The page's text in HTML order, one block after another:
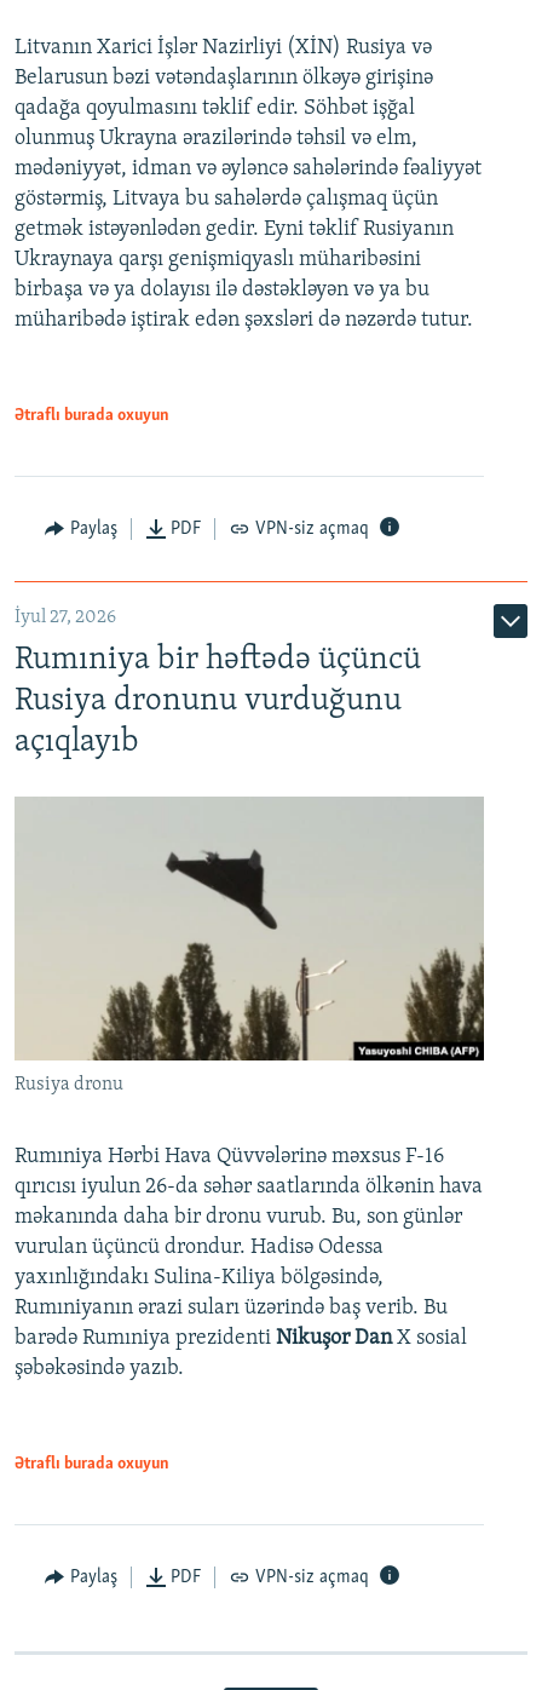
Litvanın Xarici İşlər Nazirliyi (XİN) Rusiya və
Belarusun bəzi vətəndaşlarının ölkəyə girişinə
qadağa qoyulmasını təklif edir. Söhbət işğal
olunmuş Ukrayna ərazilərində təhsil və elm,
mədəniyyət, idman və əyləncə sahələrində fəaliyyət
göstərmiş, Litvaya bu sahələrdə çalışmaq üçün
getmək istəyənlədən gedir. Eyni təklif Rusiyanın
Ukraynaya qarşı genişmiqyaslı müharibəsini
birbaşa və ya dolayısı ilə dəstəkləyən və ya bu
müharibədə iştirak edən şəxsləri də nəzərdə tutur.
Ətraflı burada oxuyun
Paylaş PDF VPN-siz açmaq
İyul 27, 2026
Rumıniya bir həftədə üçüncü
Rusiya dronunu vurduğunu
açıqlayıb
Rusiya dronu
Rumıniya Hərbi Hava Qüvvələrinə məxsus F-16
qırıcısı iyulun 26-da səhər saatlarında ölkənin hava
məkanında daha bir dronu vurub. Bu, son günlər
vurulan üçüncü drondur. Hadisə Odessa
yaxınlığındakı Sulina-Kiliya bölgəsində,
Rumıniyanın ərazi suları üzərində baş verib. Bu
barədə Rumıniya prezidenti Nikuşor DanX sosial
şəbəkəsində yazıb.
Ətraflı burada oxuyun
Paylaş PDF VPN-siz açmaq